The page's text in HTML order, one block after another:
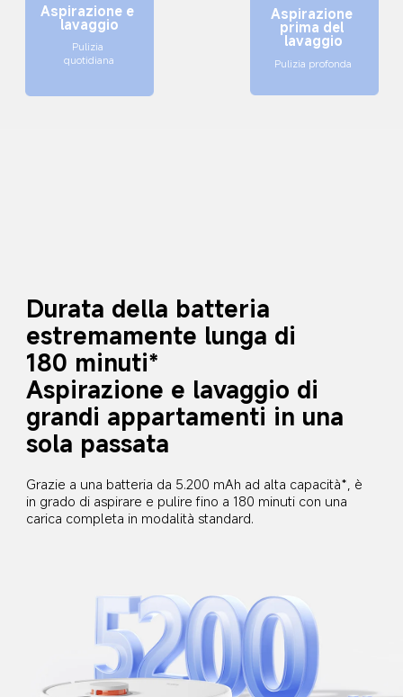
Aspirazione e
lavaggio
Pulizia
quotidiana
Aspirazione
prima del
lavaggio
Pulizia profonda
Durata della batteria
estremamente lunga di
180 minuti*
Aspirazione e lavaggio di
grandi appartamenti in una
sola passata
Grazie a una batteria da 5.200 mAh ad alta capacità*, è
in grado di aspirare e pulire fino a 180 minuti con una
carica completa in modalità standard.